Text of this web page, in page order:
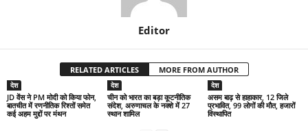
Editor
RELATED ARTICLES MORE FROM AUTHOR
देश
JD वेंस ने PM मोदी को किया फोन,
बातचीत में रणनीतिक रिश्तों समेत
कई अहम मुद्दों पर मंथन
देश
चीन को भारत का बड़ा कूटनीतिक
संदेश, अरुणाचल के नक्शे में 27
स्थान शामिल
देश
असम बाढ़ से हाहाकार, 12 जिले
प्रभावित, 99 लोगों की मौत, हजारों
विस्थापित